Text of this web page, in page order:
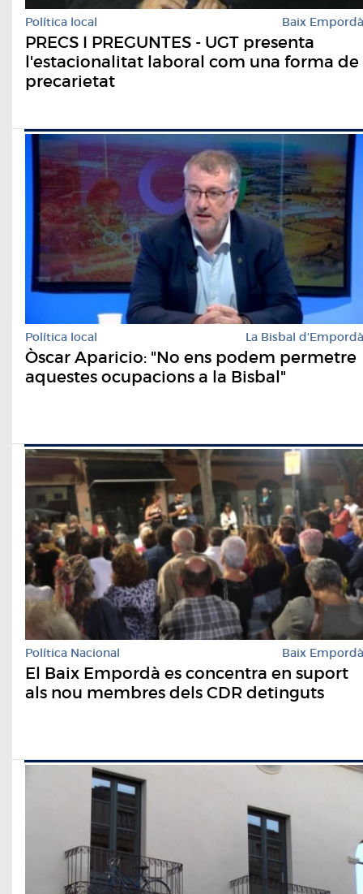
Política local Baix Empordà
PRECS I PREGUNTES - UGT presenta
l'estacionalitat laboral com una forma de
precarietat
Política local La Bisbal d'Empordà
Òscar Aparicio: "No ens podem permetre
aquestes ocupacions a la Bisbal"
Política Nacional Baix Empordà
El Baix Empordà es concentra en suport
als nou membres dels CDR detinguts